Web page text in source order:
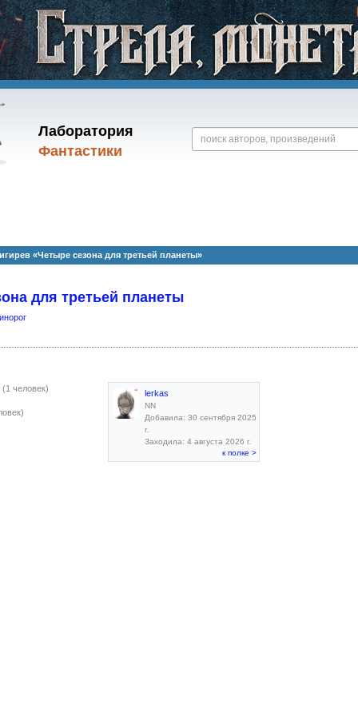
Лаборатория
Фантастики
«Четыре сезона для третьей планеты»
для третьей планеты
(1 человек) lerkas
NN
Добавила: 30 сентября 2025
г.
Заходила: 4 августа 2026 г.
к полке >